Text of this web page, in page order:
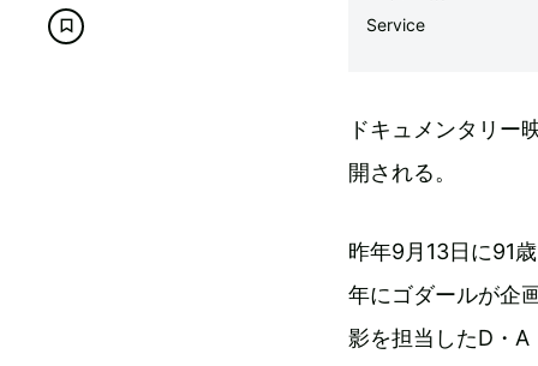
Service
ドキュメンタリー
開される。
昨年9月13日に91
年にゴダールが企
影を担当したD・A